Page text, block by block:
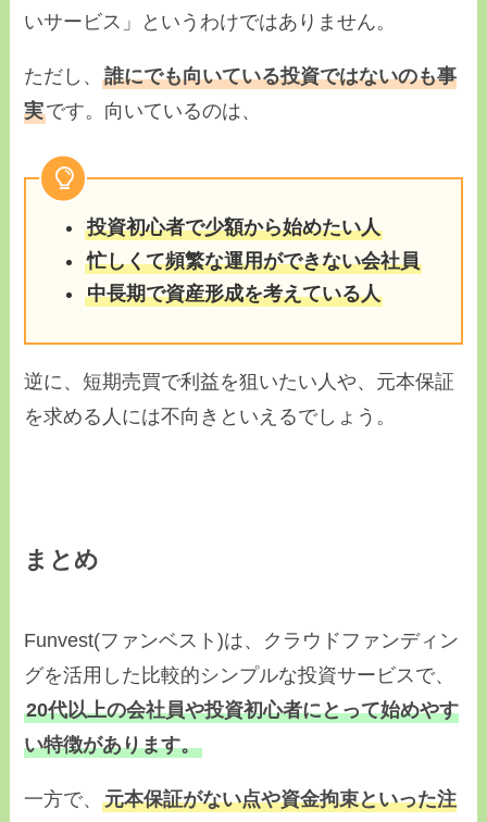
いサービス」というわけではありません。
ただし、誰にでも向いている投資ではないのも事
実です。向いているのは、
投資初心者で少額から始めたい人
忙しくて頻繁な運用ができない会社員
中長期で資産形成を考えている人
逆に、短期売買で利益を狙いたい人や、元本保証
を求める人には不向きといえるでしょう。
まとめ
Funvest(ファンベスト)は、クラウドファンディン
グを活用した比較的シンプルな投資サービスで、
20代以上の会社員や投資初心者にとって始めやす
い特徴があります。
一方で、元本保証がない点や資金拘束といった注